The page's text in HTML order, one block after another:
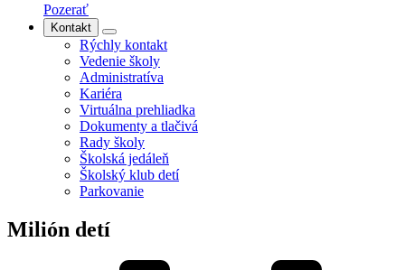
Pozerať
Kontakt
Rýchly kontakt
Vedenie školy
Administratíva
Kariéra
Virtuálna prehliadka
Dokumenty a tlačivá
Rady školy
Školská jedáleň
Školský klub detí
Parkovanie
Milión detí